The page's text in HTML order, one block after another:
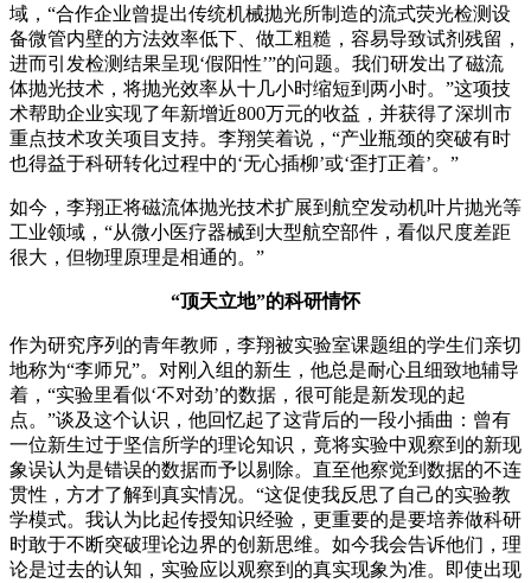
域，“合作企业曾提出传统机械抛光所制造的流式荧光检测设
备微管内壁的方法效率低下、做工粗糙，容易导致试剂残留，
进而引发检测结果呈现‘假阳性’”的问题。我们研发出了磁流
体抛光技术，将抛光效率从十几小时缩短到两小时。”这项技
术帮助企业实现了年新增近800万元的收益，并获得了深圳市
重点技术攻关项目支持。李翔笑着说，“产业瓶颈的突破有时
也得益于科研转化过程中的‘无心插柳’或‘歪打正着’。”
如今，李翔正将磁流体抛光技术扩展到航空发动机叶片抛光等
工业领域，“从微小医疗器械到大型航空部件，看似尺度差距
很大，但物理原理是相通的。”
“顶天立地”的科研情怀
作为研究序列的青年教师，李翔被实验室课题组的学生们亲切
地称为“李师兄”。对刚入组的新生，他总是耐心且细致地辅导
着，“实验里看似‘不对劲’的数据，很可能是新发现的起
点。”谈及这个认识，他回忆起了这背后的一段小插曲：曾有
一位新生过于坚信所学的理论知识，竟将实验中观察到的新现
象误认为是错误的数据而予以剔除。直至他察觉到数据的不连
贯性，方才了解到真实情况。“这促使我反思了自己的实验教
学模式。我认为比起传授知识经验，更重要的是要培养做科研
时敢于不断突破理论边界的创新思维。如今我会告诉他们，理
论是过去的认知，实验应以观察到的真实现象为准。即使出现